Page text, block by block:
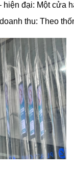
hiện đại: Một cửa
thu: Theo